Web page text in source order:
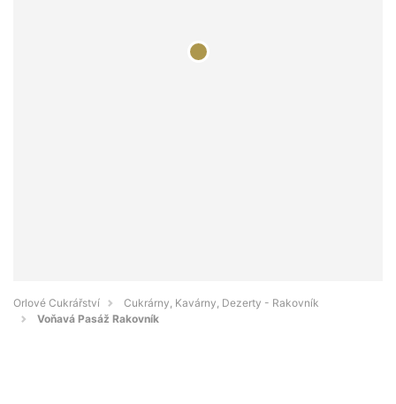
Orlové Cukrářství
Cukrárny, Kavárny, Dezerty - Rakovník
Voňavá Pasáž Rakovník